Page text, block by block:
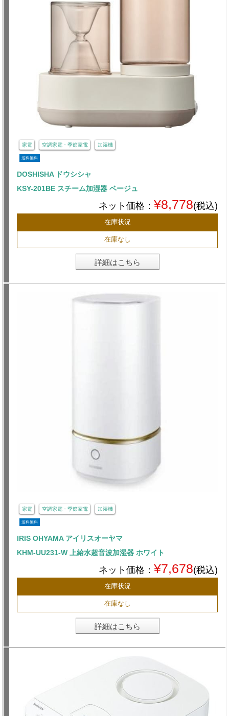
家電 空調家電・季節家電 加湿機
送料無料
DOSHISHA ドウシシャ
KSY-201BE スチーム加湿器 ベージュ
ネット価格： ¥8,778(税込)
在庫状況
在庫なし
詳細はこちら
家電 空調家電・季節家電 加湿機
送料無料
IRIS OHYAMA アイリスオーヤマ
KHM-UU231-W 上給水超音波加湿器 ホワイト
ネット価格： ¥7,678(税込)
在庫状況
在庫なし
詳細はこちら